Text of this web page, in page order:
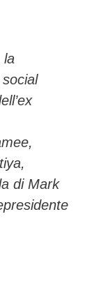
la
social
di Mark